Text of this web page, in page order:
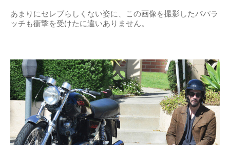
あまりにセレブらしくない姿に、この画像を撮影したパパラ
ッチも衝撃を受けたに違いありません。